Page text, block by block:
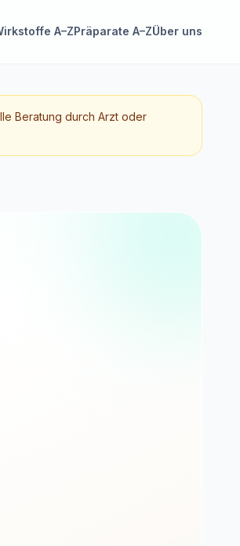
A–ZPräparate A–ZÜber uns
Beratung durch Arzt oder